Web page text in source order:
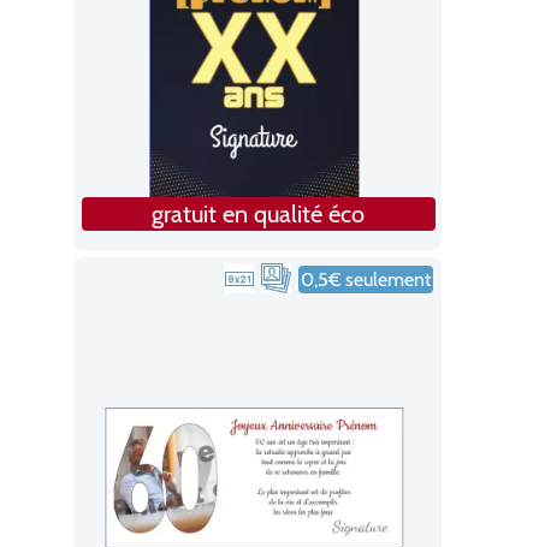
gratuit en qualité éco
0,5€ seulement